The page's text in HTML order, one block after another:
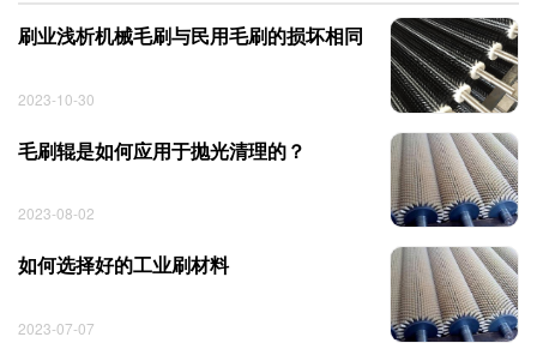
刷业浅析机械毛刷与民用毛刷的损坏相同
2023-10-30
毛刷辊是如何应用于抛光清理的？
2023-08-02
如何选择好的工业刷材料
2023-07-07